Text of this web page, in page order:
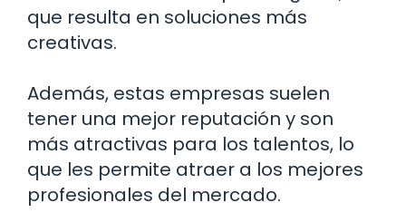
que resulta en soluciones más
creativas.
Además, estas empresas suelen
tener una mejor reputación y son
más atractivas para los talentos, lo
que les permite atraer a los mejores
profesionales del mercado.